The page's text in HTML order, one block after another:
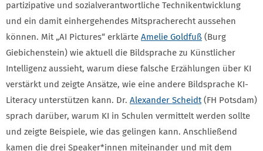
partizipative und sozialverantwortliche Technikentwicklung
und ein damit einhergehendes Mitspracherecht aussehen
können. Mit „AI Pictures“ erklärte Amelie Goldfuß (Burg
Giebichenstein) wie aktuell die Bildsprache zu Künstlicher
Intelligenz aussieht, warum diese falsche Erzählungen über KI
verstärkt und zeigte Ansätze, wie eine andere Bildsprache KI-
Literacy unterstützen kann. Dr. Alexander Scheidt(FH Potsdam)
sprach darüber, warum KI in Schulen vermittelt werden sollte
und zeigte Beispiele, wie das gelingen kann. Anschließend
kamen die drei Speaker*innen miteinander und mit dem